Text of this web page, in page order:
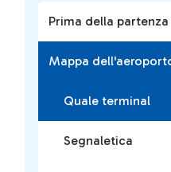
Prima della partenza
Mappa
Quale terminal
Segnaletica